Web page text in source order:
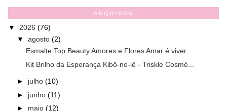
ARQUIVOS
▼ 2026 (76)
▼ agosto (2)
Esmalte Top Beauty Amores e Flores Amar é viver
Kit Brilho da Esperança Kibô-no-iê - Triskle Cosmé...
► julho (10)
► junho (11)
► maio (12)